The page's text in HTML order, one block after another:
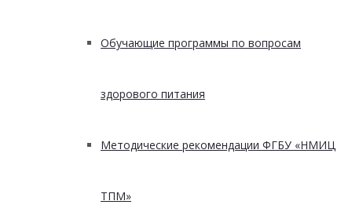
Обучающие программы по вопросам
здорового питания
Методические рекомендации ФГБУ «НМИЦ
ТПМ»